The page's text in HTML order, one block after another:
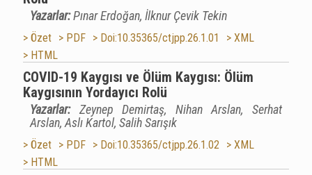
Yazarlar:Pınar Erdoğan, İlknur Çevik Tekin
> Özet > PDF > Doi:10.35365/ctjpp.26.1.01
> XML
> HTML
COVID-19 Kaygısı ve Ölüm Kaygısı: Ölüm
Kaygısının Yordayıcı Rolü
Yazarlar: Zeynep Demirtaş, Nihan Arslan, Serhat
Arslan, Aslı Kartol, Salih Sarışık
> Özet > PDF > Doi:10.35365/ctjpp.26.1.02
> XML
> HTML